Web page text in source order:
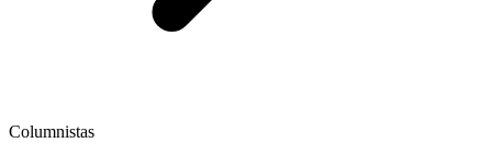
Columnistas